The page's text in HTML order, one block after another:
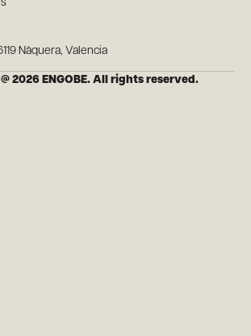
Nàquera, Valencia
2026 ENGOBE. All rights reserved.